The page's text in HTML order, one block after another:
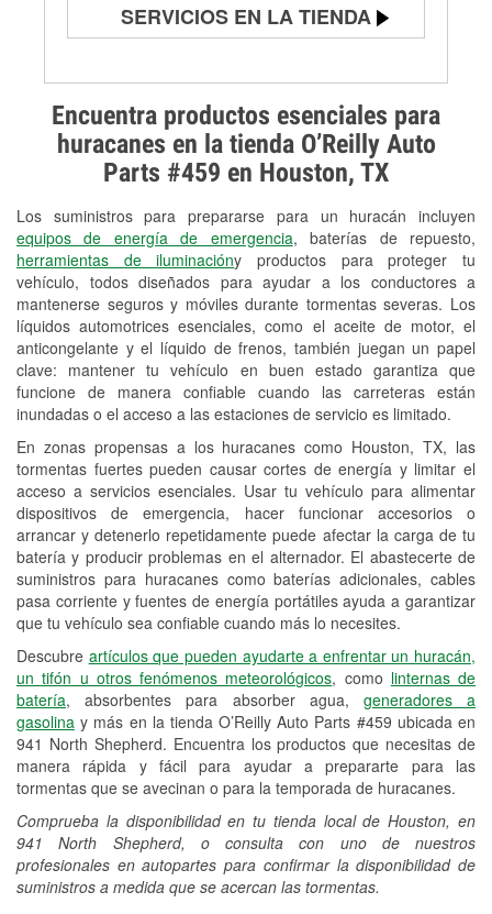
Encuentra productos esenciales para
huracanes en la tienda O’Reilly Auto
Parts #459 en Houston, TX
Los suministros para prepararse para un huracán incluyen
equipos de energía de emergencia, baterías de repuesto,
herramientas de iluminacióny productos para proteger tu
vehículo, todos diseñados para ayudar a los conductores a
mantenerse seguros y móviles durante tormentas severas. Los
líquidos automotrices esenciales, como el aceite de motor, el
anticongelante y el líquido de frenos, también juegan un papel
clave: mantener tu vehículo en buen estado garantiza que
funcione de manera confiable cuando las carreteras están
inundadas o el acceso a las estaciones de servicio es limitado.
En zonas propensas a los huracanes como Houston, TX, las
tormentas fuertes pueden causar cortes de energía y limitar el
acceso a servicios esenciales. Usar tu vehículo para alimentar
dispositivos de emergencia, hacer funcionar accesorios o
arrancar y detenerlo repetidamente puede afectar la carga de tu
batería y producir problemas en el alternador. El abastecerte de
suministros para huracanes como baterías adicionales, cables
pasa corriente y fuentes de energía portátiles ayuda a garantizar
que tu vehículo sea confiable cuando más lo necesites.
Descubre artículos que pueden ayudarte a enfrentar un huracán,
un tifón u otros fenómenos meteorológicos, como linternas de
batería, absorbentes para absorber agua, generadores a
gasolina y más en la tienda O’Reilly Auto Parts #459 ubicada en
941 North Shepherd. Encuentra los productos que necesitas de
manera rápida y fácil para ayudar a prepararte para las
tormentas que se avecinan o para la temporada de huracanes.
Comprueba la disponibilidad en tu tienda local de Houston, en
941 North Shepherd, o consulta con uno de nuestros
profesionales en autopartes para confirmar la disponibilidad de
suministros a medida que se acercan las tormentas.
SERVICIOS EN LA TIENDA
Prueba de alternadores y
arrancadores
Revisión de la luz "Check Engine"
Reciclaje de baterías y aceite
Instalación de bombillas de faros
Instalación de limpiaparabrisas
Programa de Préstamo de
Herramientas
Rectificación de tambores y discos de
freno
Hurricane Supplies
Tornado Supplies
Conoce más
Idiomas adicionales
Español